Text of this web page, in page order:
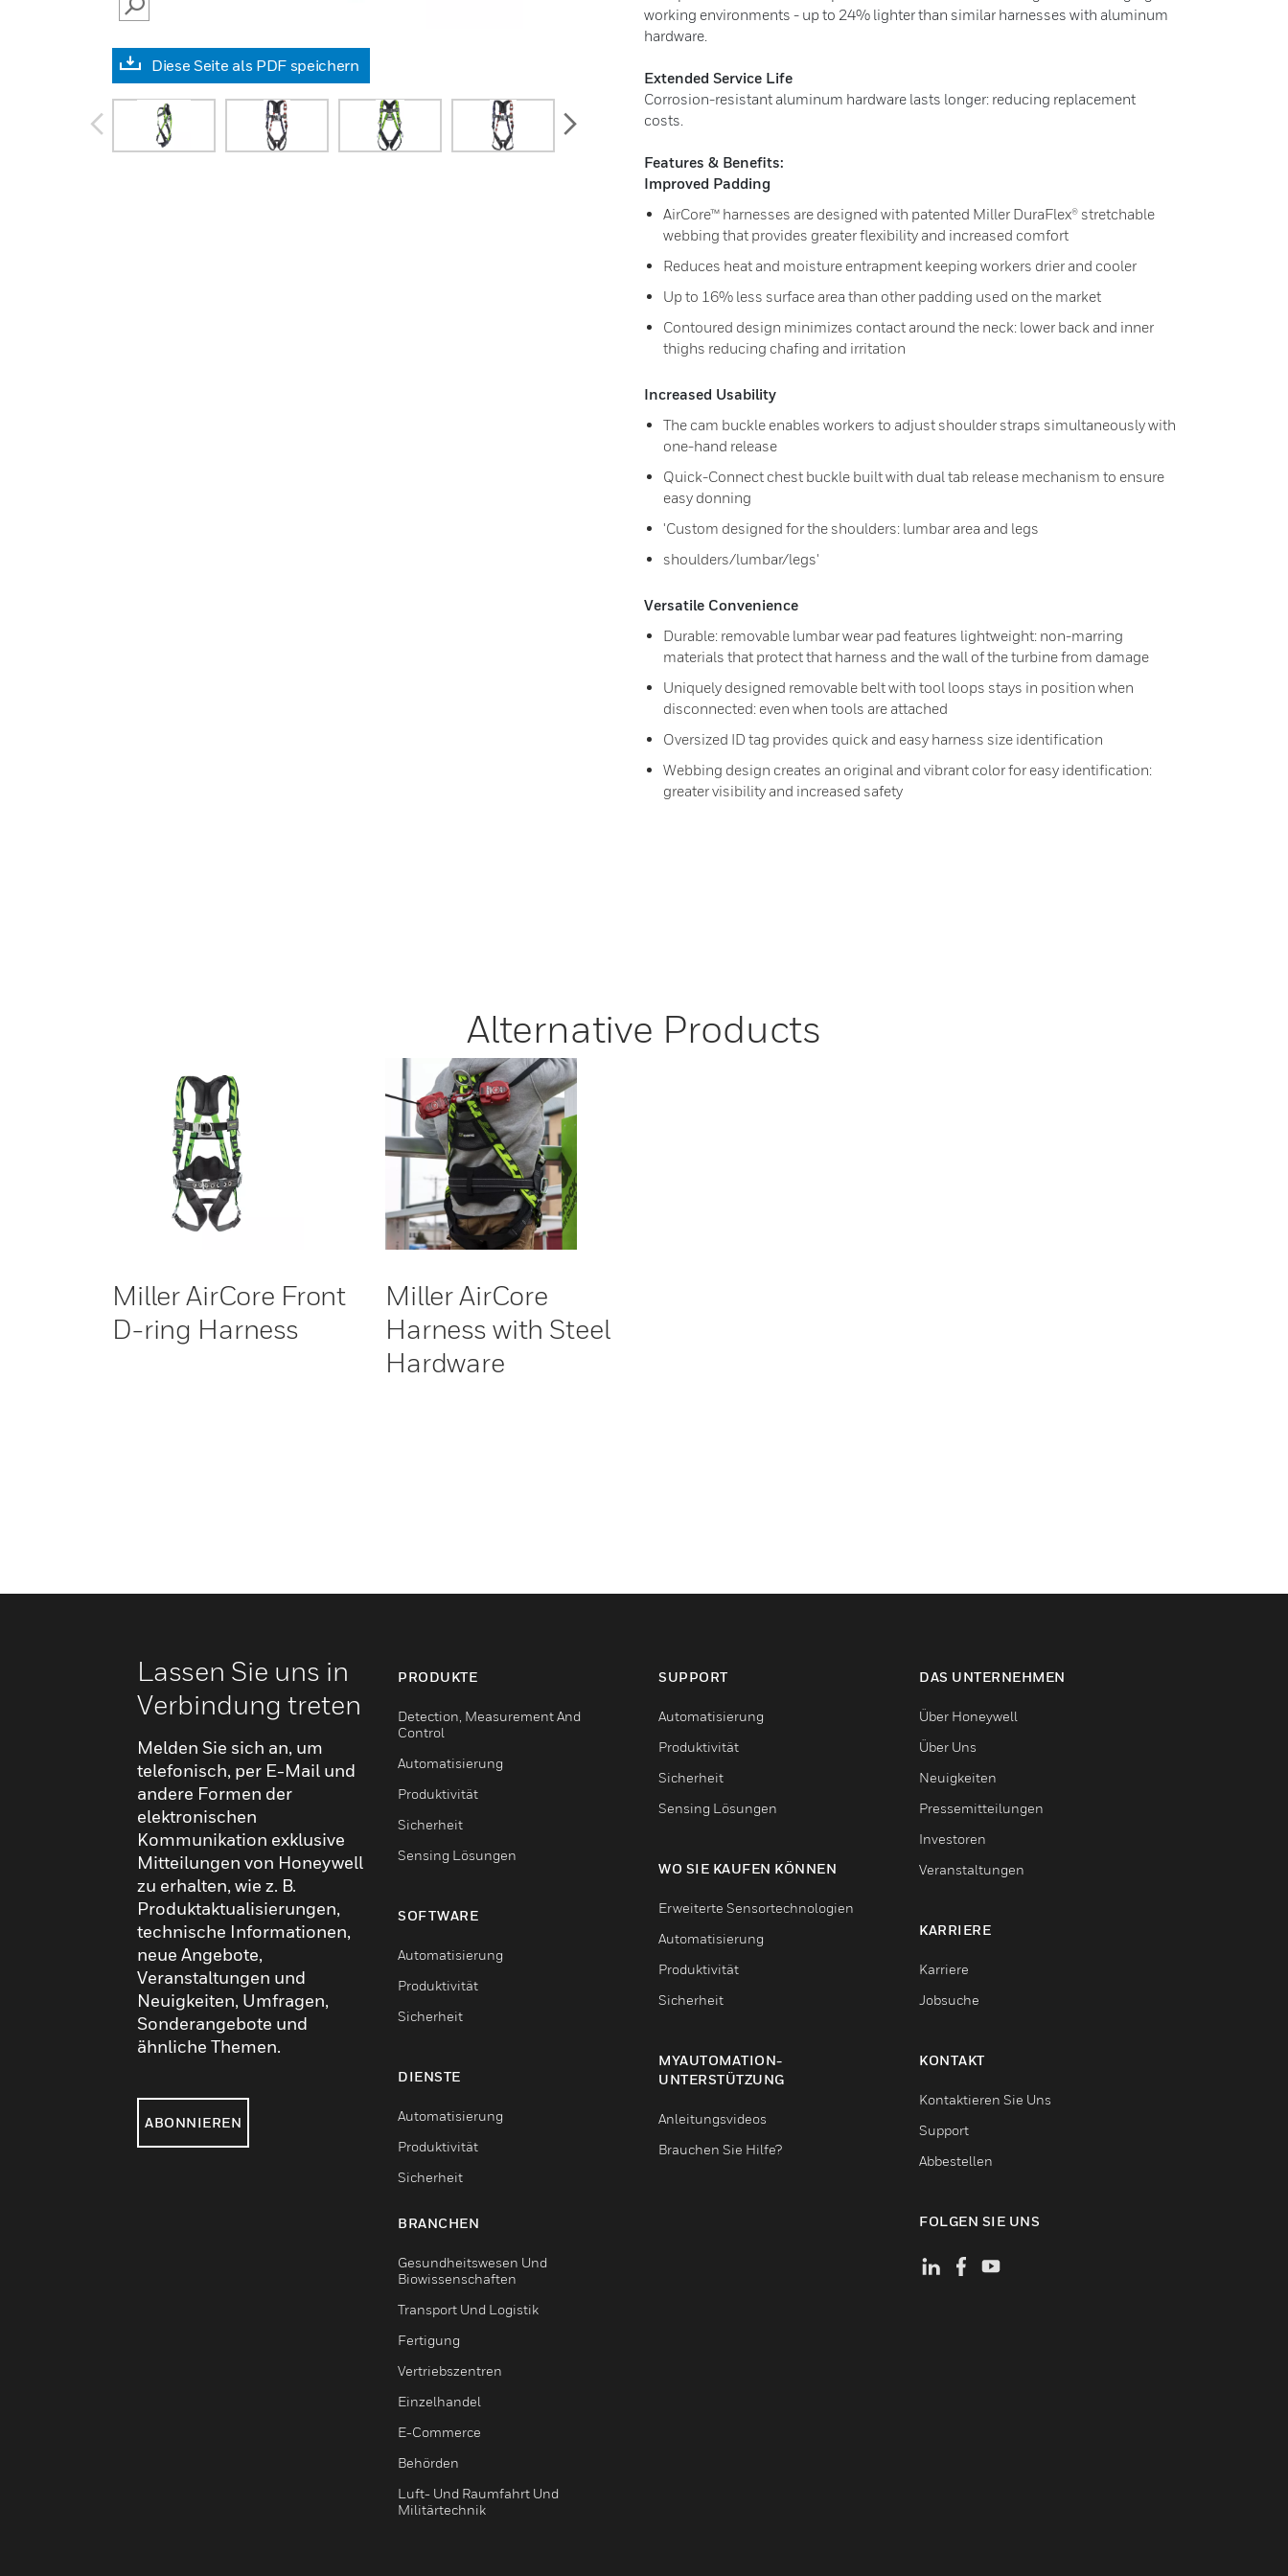
SEARCH
Diese Seite als PDF speichern
working environments - up to 24% lighter than similar harnesses with aluminum
hardware.
Extended Service Life
Corrosion-resistant aluminum hardware lasts longer: reducing replacement
costs.
Features & Benefits:
Improved Padding
AirCore™ harnesses are designed with patented Miller DuraFlex® stretchable
webbing that provides greater flexibility and increased comfort
Reduces heat and moisture entrapment keeping workers drier and cooler
Up to 16% less surface area than other padding used on the market
Contoured design minimizes contact around the neck: lower back and inner
thighs reducing chafing and irritation
Increased Usability
The cam buckle enables workers to adjust shoulder straps simultaneously with
one-hand release
Quick-Connect chest buckle built with dual tab release mechanism to ensure
easy donning
'Custom designed for the shoulders: lumbar area and legs
shoulders/lumbar/legs'
Versatile Convenience
Durable: removable lumbar wear pad features lightweight: non-marring
materials that protect that harness and the wall of the turbine from damage
Uniquely designed removable belt with tool loops stays in position when
disconnected: even when tools are attached
Oversized ID tag provides quick and easy harness size identification
Webbing design creates an original and vibrant color for easy identification:
greater visibility and increased safety
Alternative Products
Miller AirCore Front
D-ring Harness
Miller AirCore
Harness with Steel
Hardware
Lassen Sie uns in
Verbindung treten
Melden Sie sich an, um
telefonisch, per E-Mail und
andere Formen der
elektronischen
Kommunikation exklusive
Mitteilungen von Honeywell
zu erhalten, wie z. B.
Produktaktualisierungen,
technische Informationen,
neue Angebote,
Veranstaltungen und
Neuigkeiten, Umfragen,
Sonderangebote und
ähnliche Themen.
ABONNIEREN
PRODUKTE
Detection, Measurement And
Control
Automatisierung
Produktivität
Sicherheit
Sensing Lösungen
SOFTWARE
Automatisierung
Produktivität
Sicherheit
DIENSTE
Automatisierung
Produktivität
Sicherheit
BRANCHEN
Gesundheitswesen Und
Biowissenschaften
Transport Und Logistik
Fertigung
Vertriebszentren
Einzelhandel
E-Commerce
Behörden
Luft- Und Raumfahrt Und
Militärtechnik
SUPPORT
Automatisierung
Produktivität
Sicherheit
Sensing Lösungen
WO SIE KAUFEN KÖNNEN
Erweiterte Sensortechnologien
Automatisierung
Produktivität
Sicherheit
MYAUTOMATION-
UNTERSTÜTZUNG
Anleitungsvideos
Brauchen Sie Hilfe?
DAS UNTERNEHMEN
Über Honeywell
Über Uns
Neuigkeiten
Pressemitteilungen
Investoren
Veranstaltungen
KARRIERE
Karriere
Jobsuche
KONTAKT
Kontaktieren Sie Uns
Support
Abbestellen
FOLGEN SIE UNS